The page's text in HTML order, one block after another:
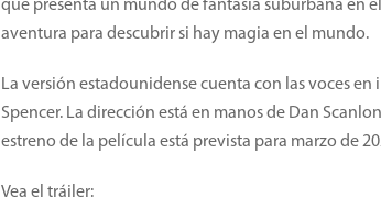
que presenta un mundo de fantasía suburbana en
aventura para descubrir si hay magia en el mundo.
La versión estadounidense cuenta con las voces en
Spencer. La dirección está en manos de Dan
estreno de la película está prevista para marzo de
Vea el tráiler: